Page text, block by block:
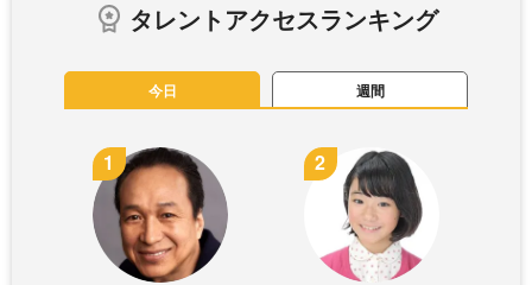
タレントアクセスランキング
今日 週間